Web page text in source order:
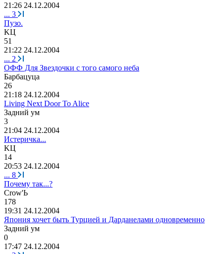
21:26 24.12.2004
... 3
Пузо.
KЦ
51
21:22 24.12.2004
... 2
ОФФ Для Звездочки с того самого неба
Барбацуца
26
21:18 24.12.2004
Living Next Door To Alice
Задний ум
3
21:04 24.12.2004
Истеричка...
KЦ
14
20:53 24.12.2004
... 8
Почему так...?
Crow'Ь
178
19:31 24.12.2004
Япония хочет быть Турцией и Дарданелами одновременно
Задний ум
0
17:47 24.12.2004